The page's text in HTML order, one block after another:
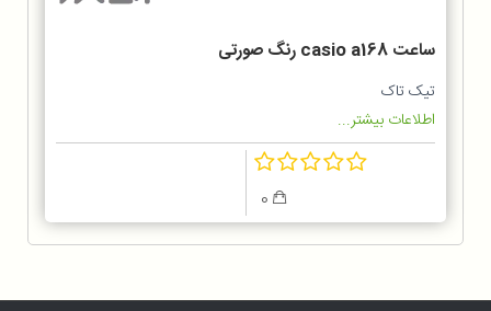
ساعت casio a168 رنگ صورتی
تیک تاک
اطلاعات بیشتر...